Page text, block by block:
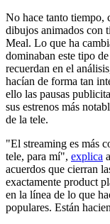
No hace tanto tiempo,
dibujos animados con
Meal. Lo que ha
dominaban este tipo
recuerdan en el
hacían de forma tan
ello las pausas
sus estrenos más
de la tele.
"El streaming es más
tele, para mí", explica
acuerdos que cierran
exactamente product
en la línea de lo que
populares. Están